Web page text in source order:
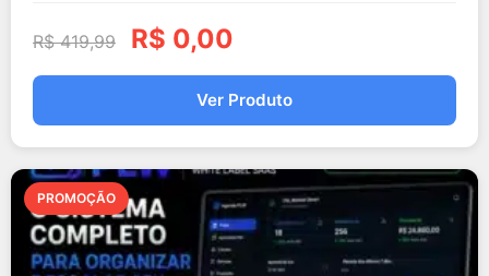
R$419,99 R$ 0,00
Ver Produto
PROMOÇÃO